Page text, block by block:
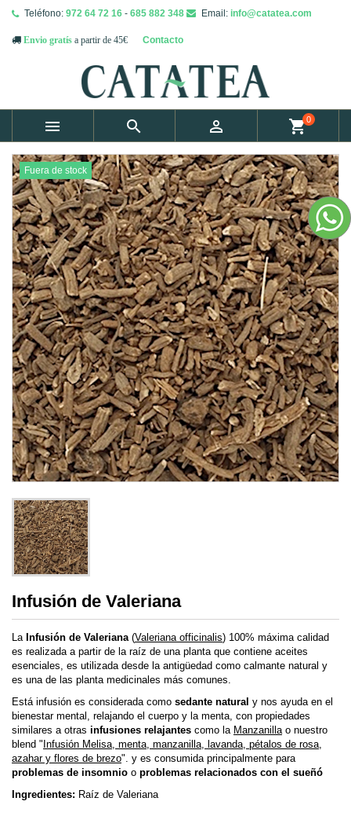
Teléfono: 972 64 72 16 - 685 882 348 Email: info@catatea.com
Envio gratís a partir de 45€ Contacto
   shopping_cart0
Fuera de stock
Infusión de Valeriana
La Infusión de Valeriana(Valeriana officinalis) 100% máxima calidad
es realizada a partir de la raíz de una planta que contiene aceites
esenciales, es utilizada desde la antigüedad como calmante natural y
es una de las planta medicinales más comunes.
Está infusión es considerada como sedante natural y nos ayuda en el
bienestar mental, relajando el cuerpo y la menta, con propiedades
similares a otras infusiones relajantes como la Manzanillao nuestro
blend " Infusión Melisa, menta, manzanilla, lavanda, pétalos de rosa,
azahar y flores de brezo". y es consumida principalmente para
problemas de insomnio o problemas relacionados con el sueñó
Ingredientes: Raíz de Valeriana